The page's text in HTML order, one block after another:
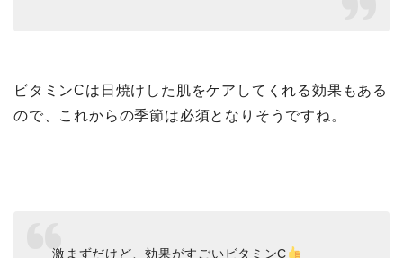
ビタミンCは日焼けした肌をケアしてくれる効果もある
ので、これからの季節は必須となりそうですね。
激まずだけど、効果がすごいビタミンC